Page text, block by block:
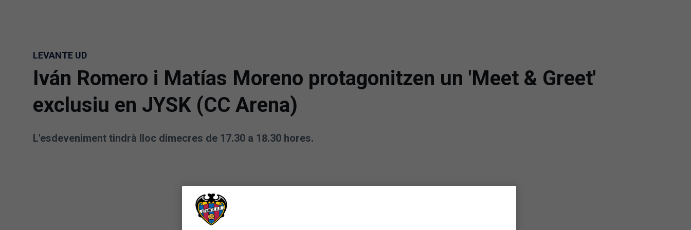
LEVANTE UD
Iván Romero i Matías Moreno protagonitzen un 'Meet & Greet'
exclusiu en JYSK (CC Arena)
L'esdeveniment tindrà lloc dimecres de 17.30 a 18.30 hores.